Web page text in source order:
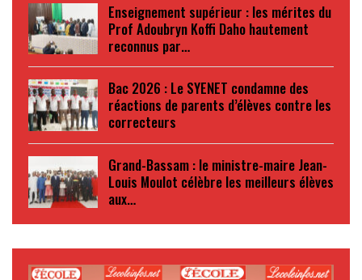
Enseignement supérieur : les mérites du
Prof Adoubryn Koffi Daho hautement
reconnus par…
Bac 2026 : Le SYENET condamne des
réactions de parents d’élèves contre les
correcteurs
Grand-Bassam : le ministre-maire Jean-
Louis Moulot célèbre les meilleurs élèves
aux…